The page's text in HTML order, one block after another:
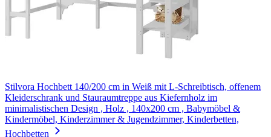
Stilvora Hochbett 140/200 cm in Weiß mit L-Schreibtisch, offenem
Kleiderschrank und Stauraumtreppe aus Kiefernholz im
minimalistischen Design , Holz , 140x200 cm , Babymöbel &
Kindermöbel, Kinderzimmer & Jugendzimmer, Kinderbetten,
Hochbetten